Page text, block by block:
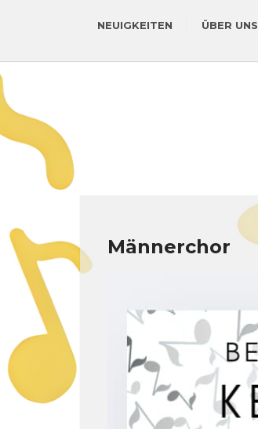
NEUIGKEITEN ÜBER UNS
Männerchor